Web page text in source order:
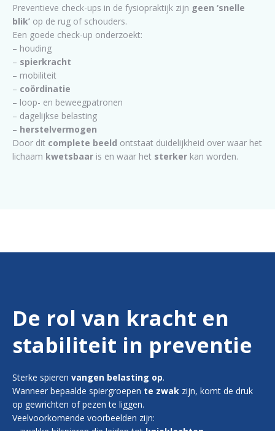
Preventieve check-ups in de fysiopraktijk zijn geen ‘snelle
blik’ op de rug of schouders.
Een goede check-up onderzoekt:
– houding
– spierkracht
– mobiliteit
– coördinatie
– loop- en beweegpatronen
– dagelijkse belasting
– herstelvermogen
Door dit complete beeld ontstaat duidelijkheid over waar het
lichaam kwetsbaar is en waar het sterker kan worden.
De rol van kracht en
stabiliteit in preventie
Sterke spieren vangen belasting op.
Wanneer bepaalde spiergroepen te zwak zijn, komt de druk
op gewrichten of pezen te liggen.
Veelvoorkomende voorbeelden zijn: